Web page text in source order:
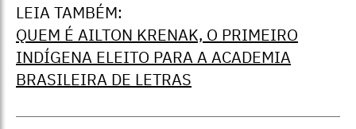
LEIA TAMBÉM:
QUEM É AILTON KRENAK, O PRIMEIRO
INDÍGENA ELEITO PARA A ACADEMIA
BRASILEIRA DE LETRAS